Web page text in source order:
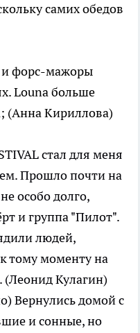
самих обедов
форс-мажоры
Louna больше
(Анна Кириллова)
стал для меня
Прошло почти на
особо долго,
и группа "Пилот".
людей,
тому моменту на
(Леонид Кулагин)
Вернулись домой с
и сонные, но